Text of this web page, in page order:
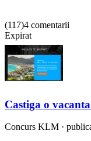
(117)4 comentarii
Expirat
Castiga o
Concurs KLM ·